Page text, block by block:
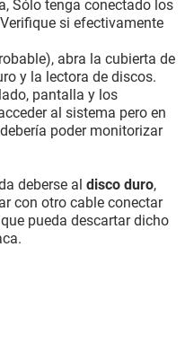
Sólo tenga conectado los
si efectivamente
abra la cubierta de
y la lectora de discos.
pantalla y los
al sistema pero en
poder monitorizar
deberse al disco duro,
con otro cable conectar
pueda descartar dicho